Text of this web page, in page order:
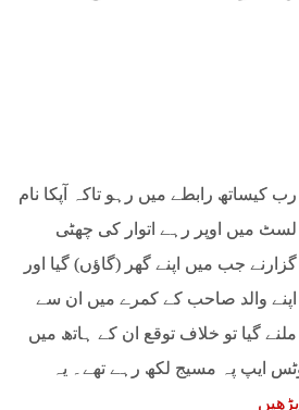
رب کیساتھ رابطے میں رہو تاکہ آپکا نام
لسٹ میں اوپر رہے اتوار کی چھٹی
گزارنے ﺟﺐ ﻣﯿﮟ ﺍﭘﻨﮯ ﮔﮭﺮ (ﮔﺎﺅﮞ) ﮔﯿﺎ ﺍﻭﺭ
ﺍﭘﻨﮯ ﻭﺍﻟﺪ ﺻﺎﺣﺐ ﮐﮯ ﮐﻤﺮﮮ ﻣﯿﮟ ﺍﻥ ﺳﮯ
ﻣﻠﻨﮯ ﮔﯿﺎ ﺗﻮ ﺧﻼﻑ ﺗﻮﻗﻊ ﺍﻥ ﮐﮯ ﮨﺎﺗھ ﻣﯿﮟ
ﺍﯾﭗ ﭘﮧ ﻣﺴﯿﺞ ﻟﮑﮫ ﺭﮨﮯ ﺗﮭﮯ۔ ﯾﮧ